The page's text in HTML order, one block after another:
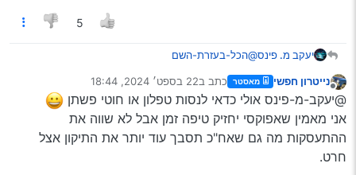
5
יעקב מ. פינס@הכל-בעזרת-השם
מבחינת לחץ או מבחינת חום?
אם אני אשים דבק אפוקסי טוב לכמה זמן זה יחזיק
לדעתכם?
והשאלה הכי חשובה אם ייכנס קצת דבק לתוך הבוכנה,
מה אז?
נייטרון חפשי מאסטר כתב ב22 בספט׳ 2024, 18:44
נערך לאחרונה על ידי
@יעקב-מ-פינס אולי כדאי לנסות טפלון או חוטי פשתן
אני מאמין שאפוקסי יחזיק טיפה זמן אבל לא שווה את
ההתעסקות מה גם שאח"כ תסבך עוד יותר את התיקון אצל
חרט.